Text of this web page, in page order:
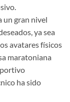
un gran nivel
ya sea
avatares físicos
maratoniana
ha sido